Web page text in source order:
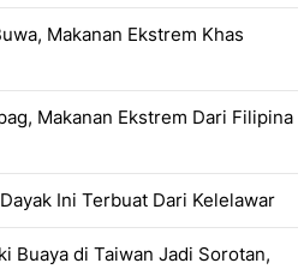
Makanan Ekstrem Khas
Makanan Ekstrem Dari Filipina
Ini Terbuat Dari Kelelawar
Buaya di Taiwan Jadi Sorotan,